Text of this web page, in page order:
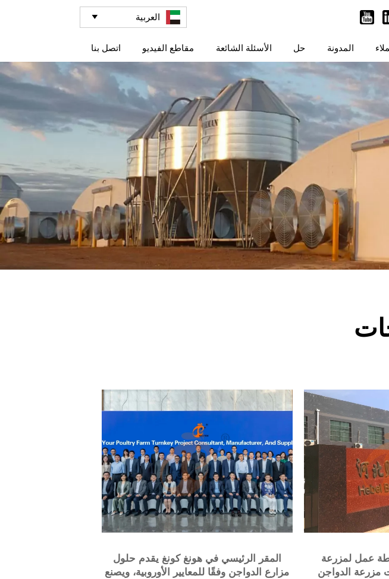
العربية 
المدونة حل الأسئلة الشائعة مقاطع الفيديو اتصل بنا
المقر الرئيسي في هونغ كونغ يقدم حلول
مزارع الدواجن وفقًا للمعايير الأوروبية، ويصنع
عمل لمزرعة
مزرعة الدواجن